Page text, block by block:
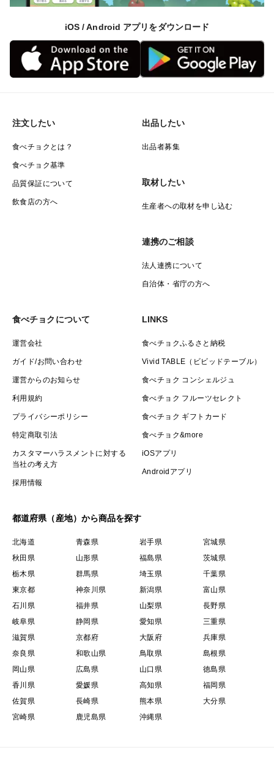
iOS / Android アプリをダウンロード
注文したい
食べチョクとは？
食べチョク基準
品質保証について
飲食店の方へ
出品したい
出品者募集
取材したい
生産者への取材を申し込む
連携のご相談
法人連携について
自治体・省庁の方へ
食べチョクについて
運営会社
ガイド/お問い合わせ
運営からのお知らせ
利用規約
プライバシーポリシー
特定商取引法
カスタマーハラスメントに対する
当社の考え方
採用情報
LINKS
食べチョクふるさと納税
Vivid TABLE（ビビッドテーブル）
食べチョク コンシェルジュ
食べチョク フルーツセレクト
食べチョク ギフトカード
食べチョク&more
iOSアプリ
Androidアプリ
都道府県（産地）から商品を探す
北海道 青森県 岩手県
宮城県
秋田県
山形県 福島県
茨城県
栃木県
群馬県 埼玉県
千葉県
東京都
神奈川県 新潟県
富山県
石川県
福井県 山梨県
長野県
岐阜県
静岡県 愛知県
三重県
滋賀県
京都府 大阪府
兵庫県
奈良県
和歌山県 鳥取県
島根県
岡山県
広島県 山口県
徳島県
香川県
愛媛県 高知県
福岡県
佐賀県
長崎県 熊本県
大分県
宮崎県
鹿児島県 沖縄県